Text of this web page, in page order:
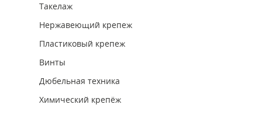
Такелаж
Нержавеющий крепеж
Пластиковый крепеж
Винты
Дюбельная техника
Химический крепёж